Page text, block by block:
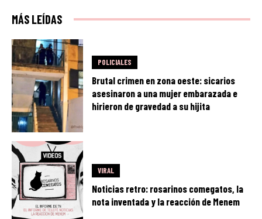
MÁS LEÍDAS
POLICIALES
Brutal crimen en zona oeste: sicarios
asesinaron a una mujer embarazada e
hirieron de gravedad a su hijita
VIRAL
Noticias retro: rosarinos comegatos, la
nota inventada y la reacción de Menem